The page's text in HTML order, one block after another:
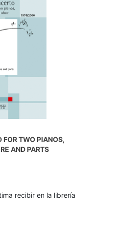
FOR TWO PIANOS,
AND PARTS
recibir en la librería